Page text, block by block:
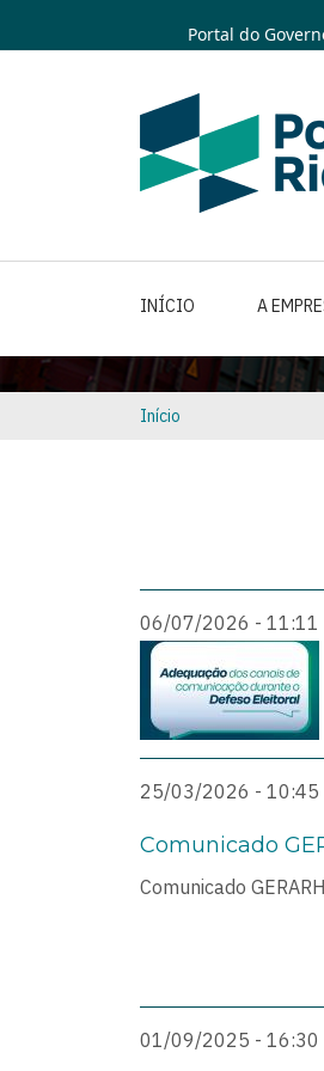
to
Portal do
INÍCIO A
Início
06/07/2026 - 11:11
25/03/2026 - 10:45
Comunicado
Comunicado
01/09/2025 - 16:30